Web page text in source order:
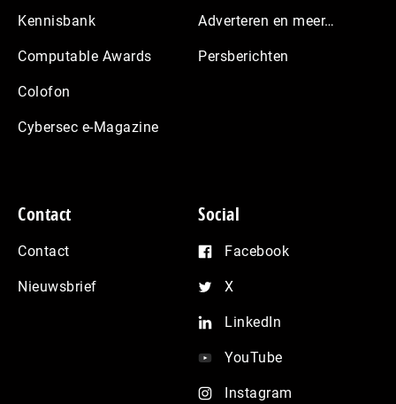
Kennisbank
Computable Awards
Colofon
Cybersec e-Magazine
Adverteren en meer…
Persberichten
Contact
Contact
Nieuwsbrief
Social
Facebook
X
LinkedIn
YouTube
Instagram